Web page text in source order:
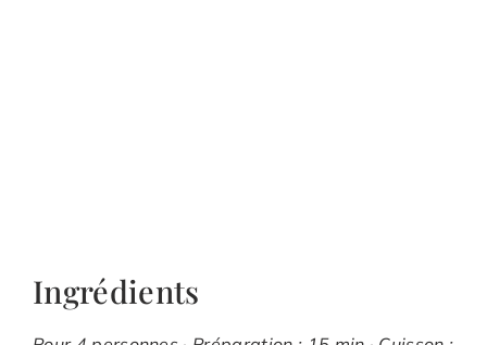
Ingrédients